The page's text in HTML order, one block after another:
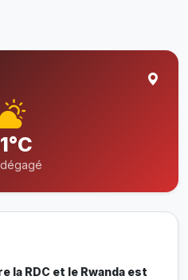
la RDC et le Rwanda est